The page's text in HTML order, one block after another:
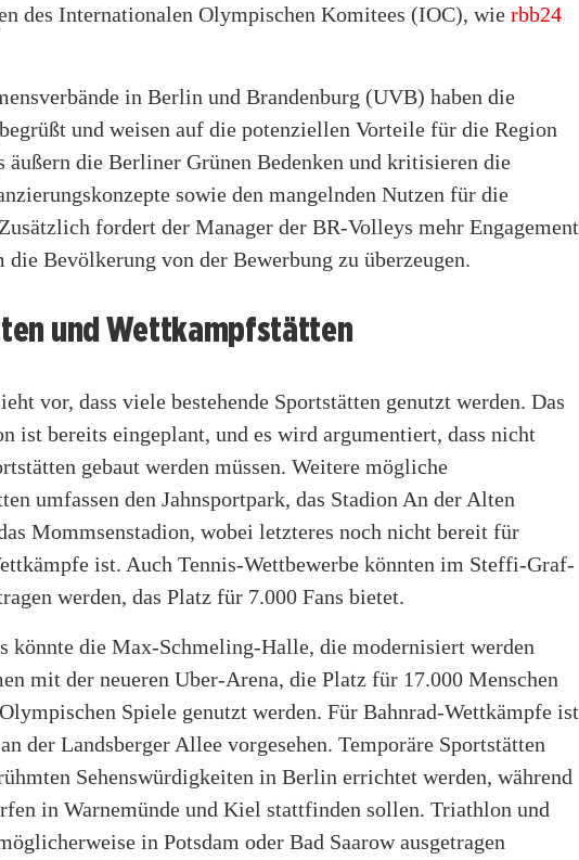
des Internationalen Olympischen Komitees (IOC), wie rbb24
in Berlin und Brandenburg (UVB) haben die
und weisen auf die potenziellen Vorteile für die Region
die Berliner Grünen Bedenken und kritisieren die
sowie den mangelnden Nutzen für die
fordert der Manager der BR-Volleys mehr Engagement
die Bevölkerung von der Bewerbung zu überzeugen.
und Wettkampfstätten
vor, dass viele bestehende Sportstätten genutzt werden. Das
ist bereits eingeplant, und es wird argumentiert, dass nicht
gebaut werden müssen. Weitere mögliche
umfassen den Jahnsportpark, das Stadion An der Alten
Mommsenstadion, wobei letzteres noch nicht bereit für
ist. Auch Tennis-Wettbewerbe könnten im Steffi-Graf-
werden, das Platz für 7.000 Fans bietet.
könnte die Max-Schmeling-Halle, die modernisiert werden
mit der neueren Uber-Arena, die Platz für 17.000 Menschen
Spiele genutzt werden. Für Bahnrad-Wettkämpfe ist
der Landsberger Allee vorgesehen. Temporäre Sportstätten
Sehenswürdigkeiten in Berlin errichtet werden, während
in Warnemünde und Kiel stattfinden sollen. Triathlon und
in Potsdam oder Bad Saarow ausgetragen